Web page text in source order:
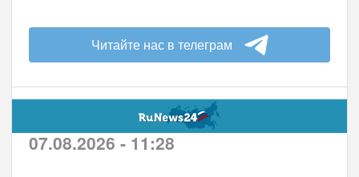
Читайте нас в телеграм
07.08.2026 - 11:28